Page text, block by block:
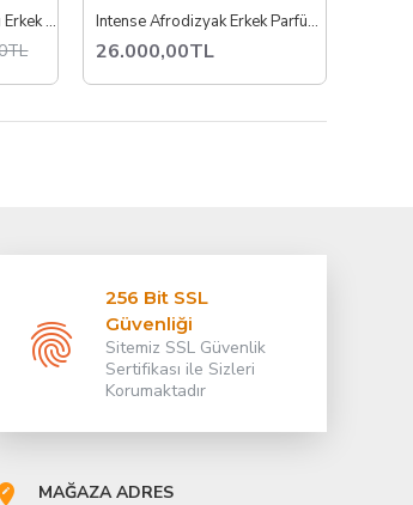
Chevron Charme Absolu Erkek Parfüm 50 ML EDP Kalıcı ve Etkileyici Koku Intense Afrodizyak Erkek Parfüm 50 ml
26.000,00TL
256 Bit SSL
Güvenliği
Sitemiz SSL Güvenlik
Sertifikası ile Sizleri
Korumaktadır
MAĞAZA ADRES